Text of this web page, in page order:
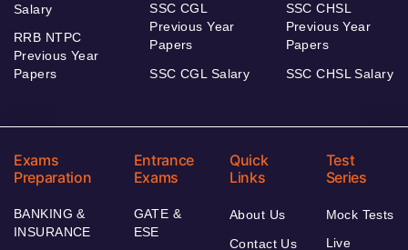
Salary
RRB NTPC
Previous Year
Papers
SSC CGL
Previous Year
Papers
SSC CGL Salary
SSC CHSL
Previous Year
Papers
SSC CHSL Salary
Exams
Preparation
BANKING &
INSURANCE
Entrance
Exams
GATE &
ESE
Quick
Links
About Us
Contact Us
Test
Series
Mock Tests
Live